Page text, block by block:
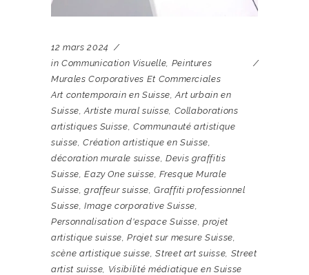
12 mars 2024
in Communication Visuelle, Peintures
Murales Corporatives Et Commerciales
Art contemporain en Suisse,Art urbain en
Suisse,Artiste mural suisse, Collaborations
artistiques Suisse,Communauté artistique
suisse,Création artistique en Suisse,
décoration murale suisse, Devis graffitis
Suisse,Eazy One suisse,Fresque Murale
Suisse,graffeur suisse,Graffiti professionnel
Suisse,Image corporative Suisse,
Personnalisation d'espace Suisse,projet
artistique suisse,Projet sur mesure Suisse,
scène artistique suisse,Street art suisse, Street
artist suisse, Visibilité médiatique en Suisse